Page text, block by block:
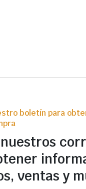
boletín para
ventas y